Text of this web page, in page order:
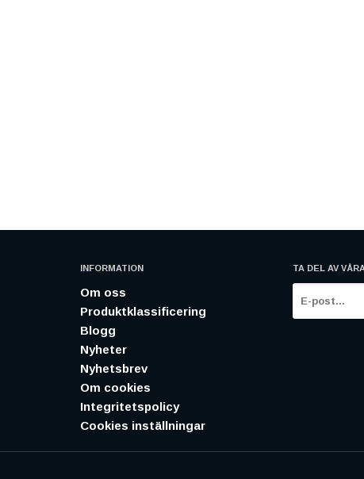
INFORMATION
Om oss
Produktklassificering
Blogg
Nyheter
Nyhetsbrev
Om cookies
Integritetspolicy
Cookies inställningar
TA DEL AV